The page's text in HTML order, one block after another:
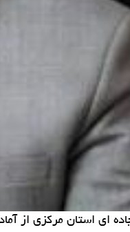
اکیپ راهداری، در آستانه آغاز طرح راهداری